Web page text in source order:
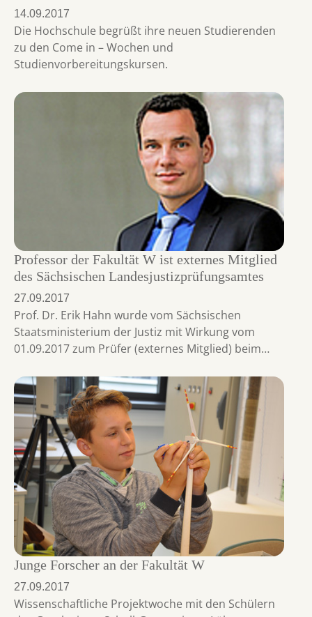
14.09.2017
Die Hochschule begrüßt ihre neuen Studierenden
zu den Come in – Wochen und
Studienvorbereitungskursen.
Professor der Fakultät W ist externes Mitglied
des Sächsischen Landesjustizprüfungsamtes
27.09.2017
Prof. Dr. Erik Hahn wurde vom Sächsischen
Staatsministerium der Justiz mit Wirkung vom
01.09.2017 zum Prüfer (externes Mitglied) beim…
Junge Forscher an der Fakultät W
27.09.2017
Wissenschaftliche Projektwoche mit den Schülern